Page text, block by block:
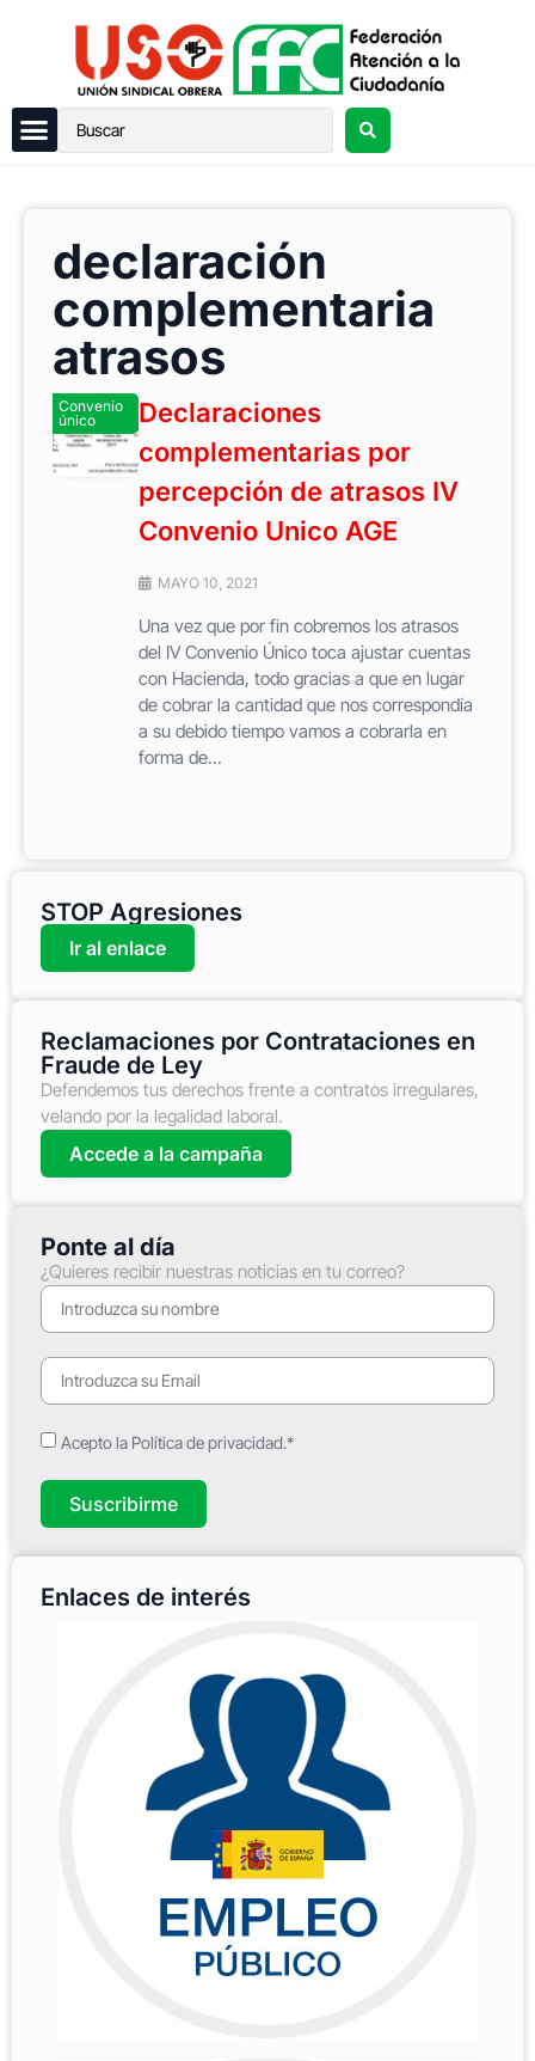
declaración
complementaria
atrasos
Convenio
único
Declaraciones
complementarias por
percepción de atrasos IV
Convenio Unico AGE
MAYO 10, 2021
Una vez que por fin cobremos los atrasos
del IV Convenio Único toca ajustar cuentas
con Hacienda, todo gracias a que en lugar
de cobrar la cantidad que nos correspondía
a su debido tiempo vamos a cobrarla en
forma de...
STOP Agresiones
Ir al enlace
Reclamaciones por Contrataciones en
Fraude de Ley
Defendemos tus derechos frente a contratos irregulares,
velando por la legalidad laboral.
Accede a la campaña
Ponte al día
¿Quieres recibir nuestras noticias en tu correo?
Acepto la Política de privacidad.*
Suscribirme
Enlaces de interés